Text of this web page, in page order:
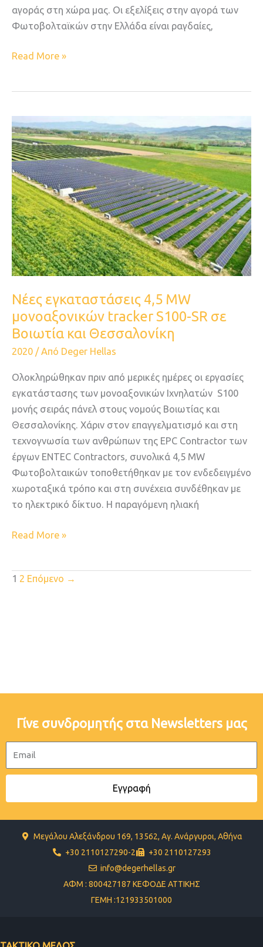
αγοράς στη χώρα μας. Oι εξελίξεις στην αγορά των
Φωτοβολταϊκών στην Ελλάδα είναι ραγδαίες,
Read More »
Νέες εγκαταστάσεις 4,5 MW
μονοαξονικών tracker S100-SR σε
Βοιωτία και Θεσσαλονίκη
2020 / Από Deger Hellas
Ολοκληρώθηκαν πριν από μερικές ημέρες οι εργασίες
εγκατάστασης των μονοαξονικών Ιχνηλατών S100
μονής σειράς πάνελ στους νομούς Βοιωτίας και
Θεσσαλονίκης. Χάριν στον επαγγελματισμό και στη
τεχνογνωσία των ανθρώπων της EPC Contractor των
έργων ENTEC Contractors, συνολικά 4,5 ΜW
Φωτοβολταικών τοποθετήθηκαν με τον ενδεδειγμένο
χωροταξικά τρόπο και στη συνέχεια συνδέθηκαν με
το ηλεκτρικό δίκτυο. Η παραγόμενη ηλιακή
Νέες
εγκαταστάσεις
4,5
MW
μονοαξονικών
tracker
S100-
SR
σε
Βοιωτία
Θεσσαλονίκη
Read More »
1 2 Επόμενο →
Γίνε συνδρομητής στα Newsletters μας
Εγγραφή
Μεγάλου Αλεξάνδρου 169, 13562, Αγ. Ανάργυροι, Αθήνα
+30 2110127290-2
+30 2110127293
info@degerhellas.gr
ΑΦΜ : 800427187 ΚΕΦΟΔΕ ΑΤΤΙΚΗΣ
ΓΕΜΗ :121933501000